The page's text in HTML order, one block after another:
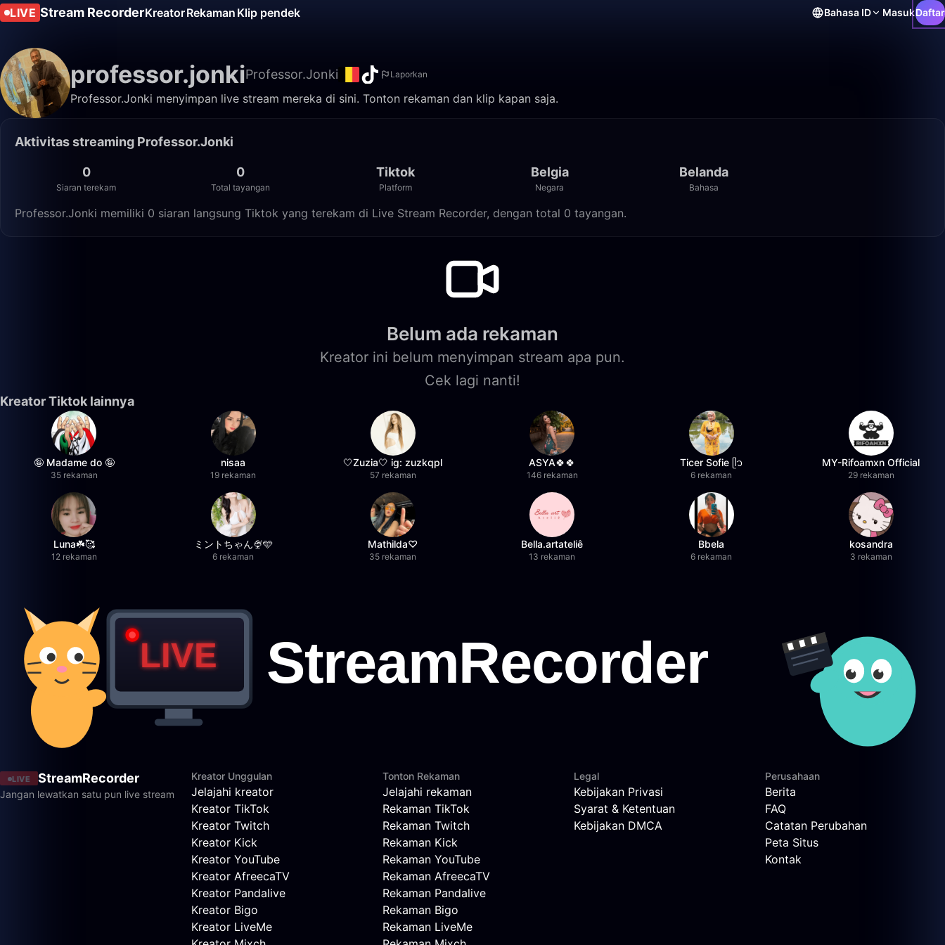
LIVE Stream RecorderKreatorRekaman Klip pendek Bahasa ID MasukDaftar
professor.jonkiProfessor.Jonki Laporkan
Professor.Jonki menyimpan live stream mereka di sini. Tonton rekaman dan klip kapan saja.
Aktivitas streaming Professor.Jonki
0
Siaran terekam
0
Total tayangan
Tiktok
Platform
Belgia
Negara
Belanda
Bahasa
Professor.Jonki memiliki 0 siaran langsung Tiktok yang terekam di Live Stream Recorder, dengan total 0 tayangan.
Belum ada rekaman
Kreator ini belum menyimpan stream apa pun.
Cek lagi nanti!
Kreator Tiktok lainnya
🤪 Madame do 🤪
35 rekaman
nisaa
19 rekaman
🤍Zuzia🤍 ig: zuzkqpl
57 rekaman
ASYA🍀🍀
146 rekaman
Ticer Sofie ᥫ᭡
6 rekaman
MY-Rifoamxn Official
29 rekaman
Luna☘️🥰
12 rekaman
ミントちゃん🍨🩵
6 rekaman
Mathilda♡︎
35 rekaman
Bella.artateliê
13 rekaman
Bbela
6 rekaman
kosandra
3 rekaman
LIVE StreamRecorder
Jangan lewatkan satu pun live stream
Kreator Unggulan
Jelajahi kreator
Kreator TikTok
Kreator Twitch
Kreator Kick
Kreator YouTube
Kreator AfreecaTV
Kreator Pandalive
Kreator Bigo
Kreator LiveMe
Tonton Rekaman
Jelajahi rekaman
Rekaman TikTok
Rekaman Twitch
Rekaman Kick
Rekaman YouTube
Rekaman AfreecaTV
Rekaman Pandalive
Rekaman Bigo
Rekaman LiveMe
Legal
Kebijakan Privasi
Syarat & Ketentuan
Kebijakan DMCA
Perusahaan
Berita
FAQ
Catatan Perubahan
Peta Situs
Kontak